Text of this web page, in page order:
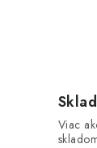
Viac